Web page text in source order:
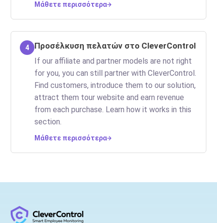
Μάθετε περισσότερα
4 Προσέλκυση πελατών στο CleverControl
If our affiliate and partner models are not right
for you, you can still partner with CleverControl.
Find customers, introduce them to our solution,
attract them tour website and earn revenue
from each purchase. Learn how it works in this
section.
Μάθετε περισσότερα